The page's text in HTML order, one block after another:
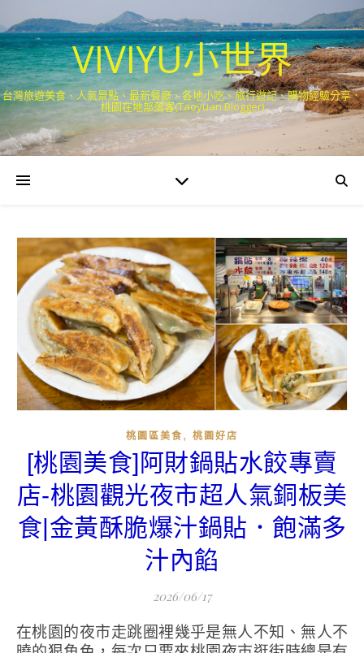
VIVIYU小世界
台灣旅遊美食、人氣景點、最新餐廳、各地小吃、旅行遊記、購物經驗分享．
桃園在地部落客(Taoyuan Blogger)
桃園區美食 , 桃園好店
[桃園美食]阿財鍋貼水餃專賣
店-桃園觀光夜市超人氣銅板美
食|金黃酥脆爆汁鍋貼．飽滿多
汁內餡
2026/06/17
在桃園的夜市走跳圈裡幾乎是無人不知、無人不